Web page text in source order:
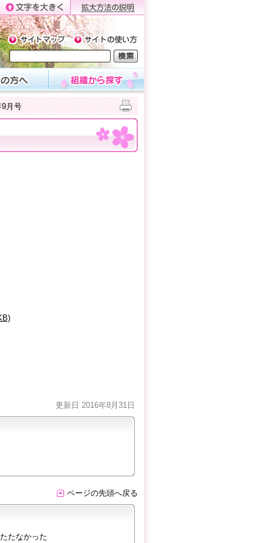
月号
更新日 2016年8月31日
ページの先頭へ戻る
たなかった